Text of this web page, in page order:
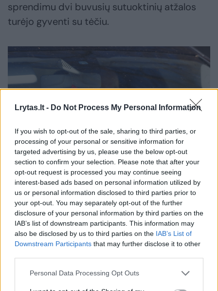
Lrytas.lt - Do Not Process My Personal Information
If you wish to opt-out of the sale, sharing to third parties, or
processing of your personal or sensitive information for
targeted advertising by us, please use the below opt-out
section to confirm your selection. Please note that after your
opt-out request is processed you may continue seeing
interest-based ads based on personal information utilized by
us or personal information disclosed to third parties prior to
your opt-out. You may separately opt-out of the further
disclosure of your personal information by third parties on the
IAB’s list of downstream participants. This information may
also be disclosed by us to third parties on the IAB’s List of
Downstream Participants that may further disclose it to other
Personal Data Processing Opt Outs
sprendimu dvi buvusių sutuoktinių atžalos
turėjo gyventi su tėčiu.
Daugiau nuotraukų (101)
Atsisveikinimas su Mantu Sadausku.
T. Bauro nuotr.
Dar vienas įtariamasis greičiausiai yra naujas